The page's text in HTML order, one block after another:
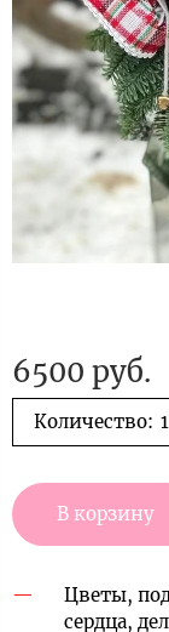
6500 руб.
Количество:
В корзину
Цветы,
сердца,